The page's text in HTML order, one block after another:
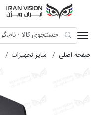
صفحه اصلی سایر تجهیزات